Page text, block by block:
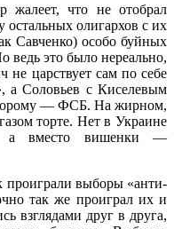
что не отобрал
остальных олигархов с их
Савченко) особо буйных
ведь это было нереально,
не царствует сам по себе
а Соловьев с Киселевым
— ФСБ. На жирном,
торте. Нет в Украине
а вместо вишенки —
проиграли выборы «анти-
так же проиграл их и
взглядами друг в друга,